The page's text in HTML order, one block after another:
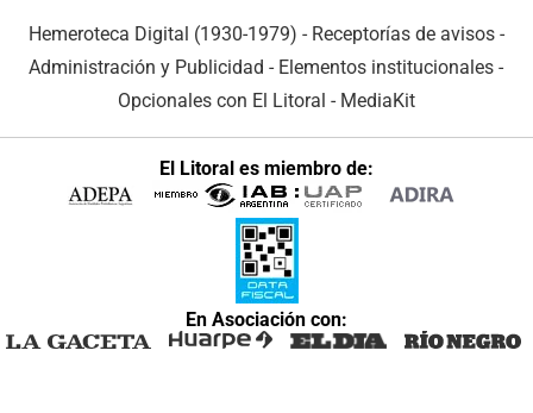
Hemeroteca Digital (1930-1979) - Receptorías de avisos -
Administración y Publicidad - Elementos institucionales -
Opcionales con El Litoral - MediaKit
El Litoral es miembro de:
En Asociación con: